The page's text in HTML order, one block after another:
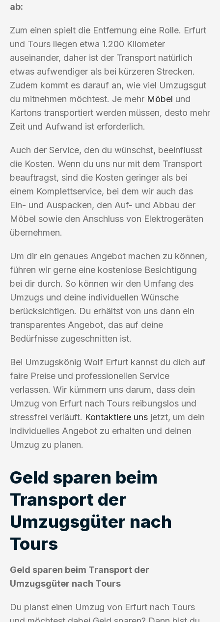
ab:
Zum einen spielt die Entfernung eine Rolle. Erfurt
und Tours liegen etwa 1.200 Kilometer
auseinander, daher ist der Transport natürlich
etwas aufwendiger als bei kürzeren Strecken.
Zudem kommt es darauf an, wie viel Umzugsgut
du mitnehmen möchtest. Je mehr Möbel und
Kartons transportiert werden müssen, desto mehr
Zeit und Aufwand ist erforderlich.
Auch der Service, den du wünschst, beeinflusst
die Kosten. Wenn du uns nur mit dem Transport
beauftragst, sind die Kosten geringer als bei
einem Komplettservice, bei dem wir auch das
Ein- und Auspacken, den Auf- und Abbau der
Möbel sowie den Anschluss von Elektrogeräten
übernehmen.
Um dir ein genaues Angebot machen zu können,
führen wir gerne eine kostenlose Besichtigung
bei dir durch. So können wir den Umfang des
Umzugs und deine individuellen Wünsche
berücksichtigen. Du erhältst von uns dann ein
transparentes Angebot, das auf deine
Bedürfnisse zugeschnitten ist.
Bei Umzugskönig Wolf Erfurt kannst du dich auf
faire Preise und professionellen Service
verlassen. Wir kümmern uns darum, dass dein
Umzug von Erfurt nach Tours reibungslos und
stressfrei verläuft. Kontaktiere uns jetzt, um dein
individuelles Angebot zu erhalten und deinen
Umzug zu planen.
Geld sparen beim
Transport der
Umzugsgüter nach
Tours
Geld sparen beim Transport der
Umzugsgüter nach Tours
Du planst einen Umzug von Erfurt nach Tours